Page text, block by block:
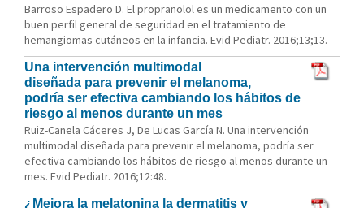
Barroso Espadero D. El propranolol es un medicamento con un
buen perfil general de seguridad en el tratamiento de
hemangiomas cutáneos en la infancia. Evid Pediatr. 2016;13;13.
Una intervención multimodal
diseñada para prevenir el melanoma,
podría ser efectiva cambiando los hábitos de
riesgo al menos durante un mes
Ruiz-Canela Cáceres J, De Lucas García N. Una intervención
multimodal diseñada para prevenir el melanoma, podría ser
efectiva cambiando los hábitos de riesgo al menos durante un
mes. Evid Pediatr. 2016;12:48.
¿Mejora la melatonina la dermatitis y